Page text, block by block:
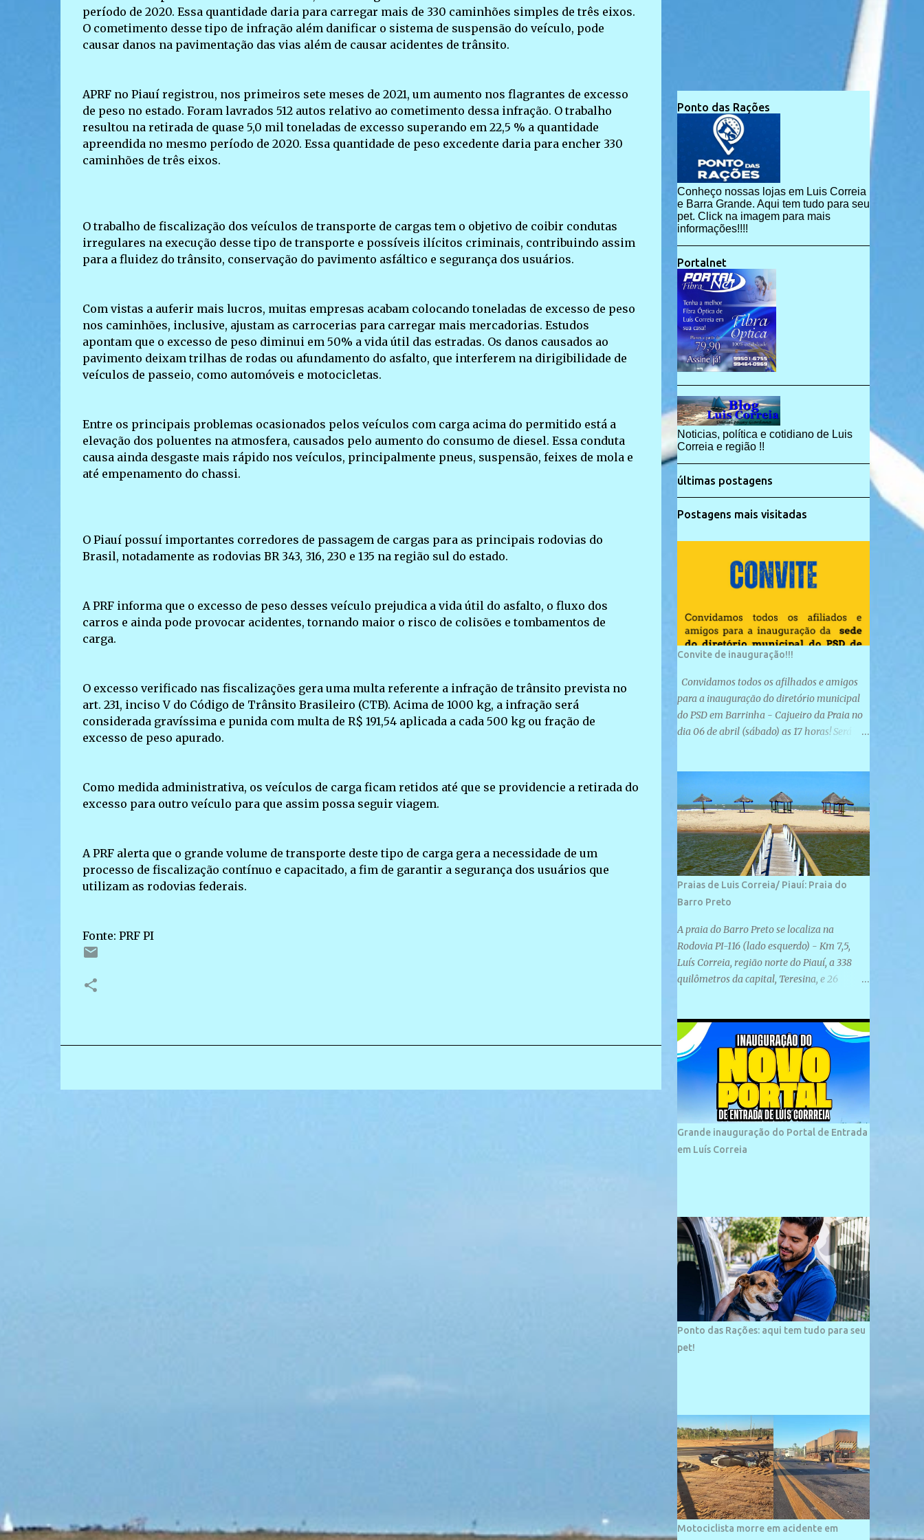
período de 2020. Essa quantidade daria para carregar mais de 330 caminhões simples de três eixos.
O cometimento desse tipo de infração além danificar o sistema de suspensão do veículo, pode
causar danos na pavimentação das vias além de causar acidentes de trânsito.
APRF no Piauí registrou, nos primeiros sete meses de 2021, um aumento nos flagrantes de excesso
de peso no estado. Foram lavrados 512 autos relativo ao cometimento dessa infração. O trabalho
resultou na retirada de quase 5,0 mil toneladas de excesso superando em 22,5 % a quantidade
apreendida no mesmo período de 2020. Essa quantidade de peso excedente daria para encher 330
caminhões de três eixos.
O trabalho de fiscalização dos veículos de transporte de cargas tem o objetivo de coibir condutas
irregulares na execução desse tipo de transporte e possíveis ilícitos criminais, contribuindo assim
para a fluidez do trânsito, conservação do pavimento asfáltico e segurança dos usuários.
Com vistas a auferir mais lucros, muitas empresas acabam colocando toneladas de excesso de peso
nos caminhões, inclusive, ajustam as carrocerias para carregar mais mercadorias. Estudos
apontam que o excesso de peso diminui em 50% a vida útil das estradas. Os danos causados ao
pavimento deixam trilhas de rodas ou afundamento do asfalto, que interferem na dirigibilidade de
veículos de passeio, como automóveis e motocicletas.
Entre os principais problemas ocasionados pelos veículos com carga acima do permitido está a
elevação dos poluentes na atmosfera, causados pelo aumento do consumo de diesel. Essa conduta
causa ainda desgaste mais rápido nos veículos, principalmente pneus, suspensão, feixes de mola e
até empenamento do chassi.
O Piauí possuí importantes corredores de passagem de cargas para as principais rodovias do
Brasil, notadamente as rodovias BR 343, 316, 230 e 135 na região sul do estado.
A PRF informa que o excesso de peso desses veículo prejudica a vida útil do asfalto, o fluxo dos
carros e ainda pode provocar acidentes, tornando maior o risco de colisões e tombamentos de
carga.
O excesso verificado nas fiscalizações gera uma multa referente a infração de trânsito prevista no
art. 231, inciso V do Código de Trânsito Brasileiro (CTB). Acima de 1000 kg, a infração será
considerada gravíssima e punida com multa de R$ 191,54 aplicada a cada 500 kg ou fração de
excesso de peso apurado.
Como medida administrativa, os veículos de carga ficam retidos até que se providencie a retirada do
excesso para outro veículo para que assim possa seguir viagem.
A PRF alerta que o grande volume de transporte deste tipo de carga gera a necessidade de um
processo de fiscalização contínuo e capacitado, a fim de garantir a segurança dos usuários que
utilizam as rodovias federais.
Fonte: PRF PI
Ponto das Rações
Conheço nossas lojas em Luis Correia
e Barra Grande. Aqui tem tudo para seu
pet. Click na imagem para mais
informações!!!!
Portalnet
Noticias, política e cotidiano de Luis
Correia e região !!
últimas postagens
Postagens mais visitadas
Convite de inauguração!!!
Convidamos todos os afilhados e amigos
para a inauguração do diretório municipal
do PSD em Barrinha - Cajueiro da Praia no
dia 06 de abril (sábado) as 17 horas! Será
localizada na Rua São José, 98 Barrinha -
Cajueiro da Praia.
Praias de Luis Correia/ Piauí: Praia do
Barro Preto
A praia do Barro Preto se localiza na
Rodovia PI-116 (lado esquerdo) - Km 7,5,
Luís Correia, região norte do Piauí, a 338
quilômetros da capital, Teresina, e 26
plana e retilínea na maior parte de sua
extensão, chegando a mais ou menos a 1,5
km de paisagens exuberantes. Possui ondas
suaves devido ao extensivo molhe de pedras
que não chegam a 2 metros de altura, não
apresentando dunas em seu espaço
geográfico. Não se sabe ao certo porque a
praia leva esse nome, e muitas das suas
vizinhos. O bairro onde se localiza a praia é
palco de amplos investimentos e projetos
grandiosos como hotéis, pousadas e
residências de veraneio de grande porte. O
maior empreendimento fixado nessa área é
o SESC Praia, inaugurado em 12 de julho de
1996. Com arquitetura moderna,...
Grande inauguração do Portal de Entrada
em Luís Correia
Ponto das Rações: aqui tem tudo para seu
pet!
Motociclista morre em acidente em